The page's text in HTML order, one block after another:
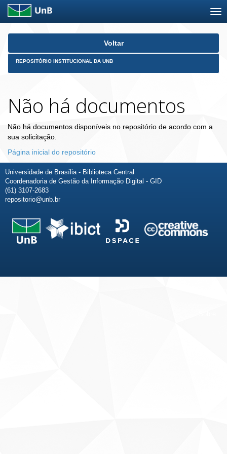
Skip
Voltar
REPOSITÓRIO INSTITUCIONAL DA UNB
Não há documentos
Não há documentos disponíveis no repositório de acordo com a
sua solicitação.
Página inicial do repositório
Universidade de Brasília - Biblioteca Central
Coordenadoria de Gestão da Informação Digital - GID
(61) 3107-2683
repositorio@unb.br